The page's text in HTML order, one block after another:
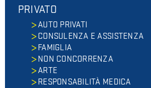
PRIVATO
AUTO PRIVATI
CONSULENZA E ASSISTENZA
FAMIGLIA
NON CONCORRENZA
ARTE
RESPONSABILITÀ MEDICA